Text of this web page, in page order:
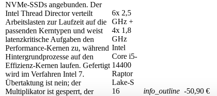
NVMe-SSDs angebunden. Der
Intel Thread Director verteilt
Arbeitslasten zur Laufzeit auf die
passenden Kerntypen und weist
latenzkritische Aufgaben den
Performance-Kernen zu, während
Hintergrundprozesse auf den
Effizienz-Kernen laufen. Gefertigt
wird im Verfahren Intel 7.
Übertaktung ist nein; der
Multiplikator ist gesperrt, der
6x 2,5
GHz +
4x 1,8
GHz
Intel
Core i5-
14400
Raptor
Lake-S
16
info_outline -50,90 €